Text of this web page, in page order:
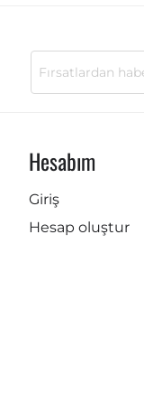
Hesabım
Giriş
Hesap oluştur